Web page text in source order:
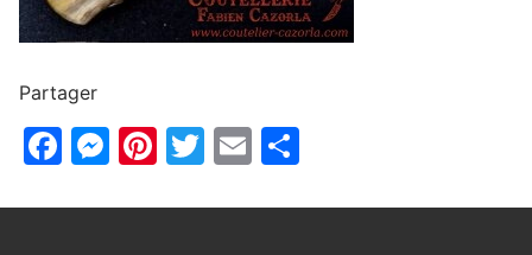
Partager
Facebook
Messenger
Pinterest
Twitter
Email